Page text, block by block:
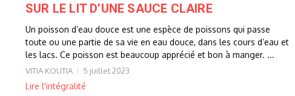
SUR LE LIT D’UNE SAUCE CLAIRE
Un poisson d’eau douce est une espèce de poissons qui passe
toute ou une partie de sa vie en eau douce, dans les cours d’eau et
les lacs. Ce poisson est beaucoup apprécié et bon à manger. ...
VITIA KOUTIA 5 juillet 2023
Lire l'intégralité